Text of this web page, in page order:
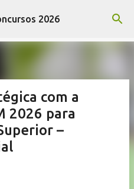
principal
2026
com a
2026 para
–